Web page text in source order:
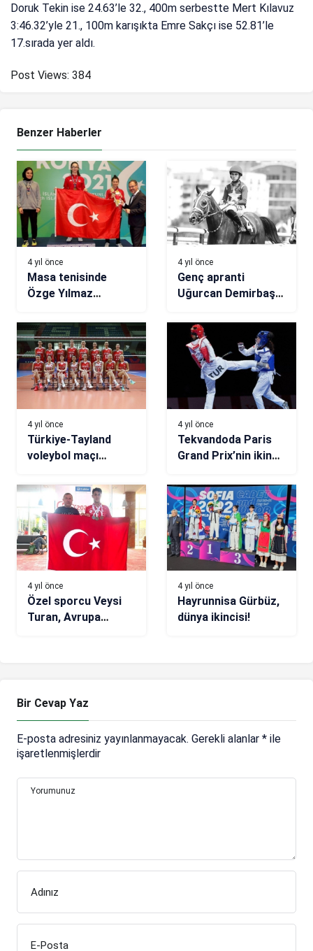
Doruk Tekin ise 24.63’le 32., 400m serbestte Mert Kılavuz
3:46.32’yle 21., 100m karışıkta Emre Sakçı ise 52.81’le
17.sırada yer aldı.
Post Views: 384
Benzer Haberler
4 yıl önce
Masa tenisinde
Özge Yılmaz
4 yıl önce
Genç apranti
Uğurcan Demirbaş
4 yıl önce
Türkiye-Tayland
voleybol maçı
4 yıl önce
Tekvandoda Paris
Grand Prix’nin ikinci
4 yıl önce
Özel sporcu Veysi
Turan, Avrupa
4 yıl önce
Hayrunnisa Gürbüz,
dünya ikincisi!
Bir Cevap Yaz
E-posta adresiniz yayınlanmayacak. Gerekli alanlar * ile
işaretlenmişlerdir
Yorumunuz
Adınız
E-Posta